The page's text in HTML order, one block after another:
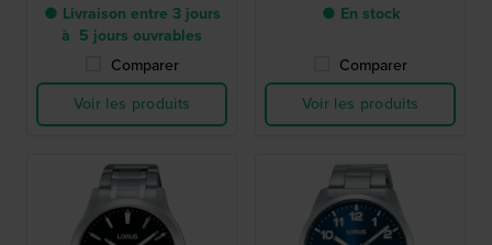
● Livraison entre 3 jours
à 5 jours ouvrables
Comparer
Voir les produits
● En stock
Comparer
Voir les produits